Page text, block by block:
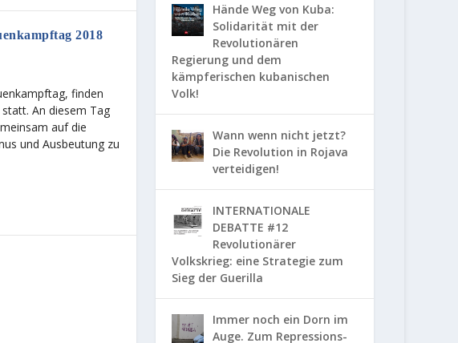
2018
finden
An diesem Tag
auf die
und Ausbeutung zu
Hände Weg von Kuba:
Solidarität mit der
Revolutionären
Regierung und dem
kämpferischen kubanischen
Volk!
Wann wenn nicht jetzt?
Die Revolution in Rojava
verteidigen!
INTERNATIONALE
DEBATTE #12
Revolutionärer
Volkskrieg: eine Strategie zum
Sieg der Guerilla
Immer noch ein Dorn im
Auge. Zum Repressions-